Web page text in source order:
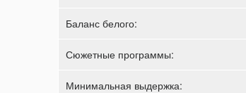
Баланс белого:
Сюжетные программы:
Минимальная выдержка: